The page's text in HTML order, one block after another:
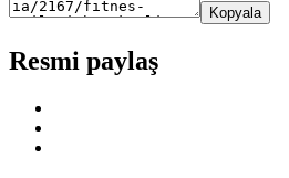
Kopyala
Resmi paylaş